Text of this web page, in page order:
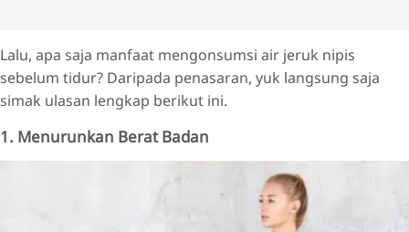
Lalu, apa saja manfaat mengonsumsi air jeruk nipis
sebelum tidur? Daripada penasaran, yuk langsung saja
simak ulasan lengkap berikut ini.
1. Menurunkan Berat Badan